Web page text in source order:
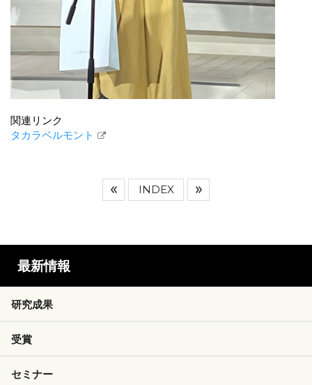
関連リンク
タカラベルモント
INDEX
最新情報
研究成果
受賞
セミナー